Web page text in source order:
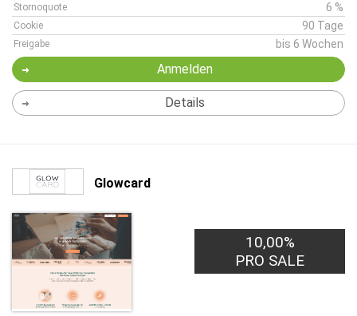
Stornoquote 6 %
Cookie 90 Tage
Freigabe bis 6 Wochen
Anmelden
Details
Glowcard
10,00%
PRO SALE